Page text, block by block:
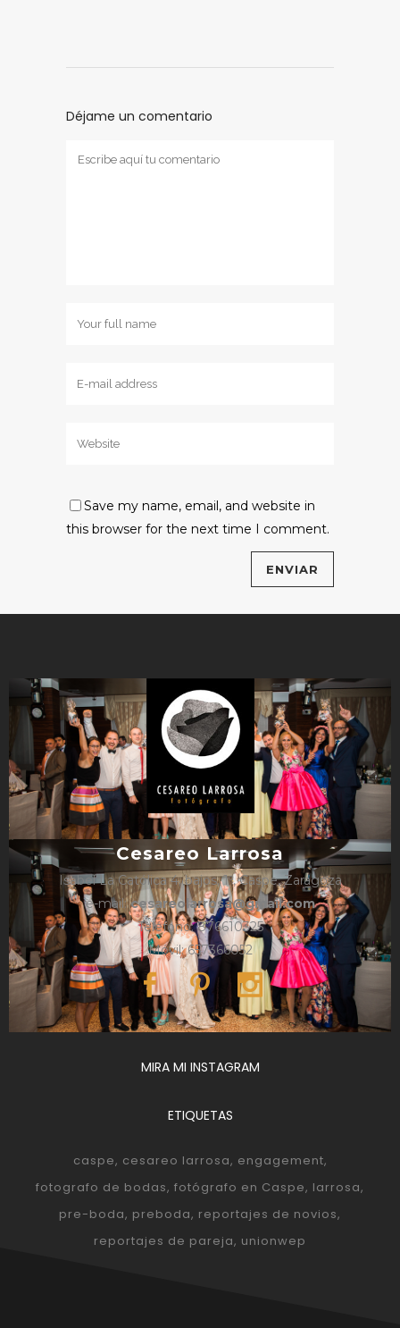
Déjame un comentario
Save my name, email, and website in
this browser for the next time I comment.
Cesareo Larrosa
Isabel La Católica 4, bajos, 1º, Caspe, Zaragoza
e-mail:cesareolarrosa@gmail.com
Teléfono: 876610325
Móvil: 657366052
MIRA MI INSTAGRAM
ETIQUETAS
caspe cesareo larrosa engagement
fotografo de bodas fotógrafo en Caspe larrosa
pre-boda preboda reportajes de novios
reportajes de pareja unionwep